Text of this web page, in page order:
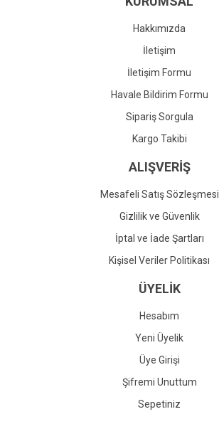
Gönder
Hakkımızda
İletişim
İletişim Formu
Havale Bildirim Formu
Sipariş Sorgula
Kargo Takibi
ALIŞVERİŞ
Mesafeli Satış Sözleşmesi
Gizlilik ve Güvenlik
İptal ve İade Şartları
Kişisel Veriler Politikası
ÜYELİK
Hesabım
Yeni Üyelik
Üye Girişi
Şifremi Unuttum
Sepetiniz